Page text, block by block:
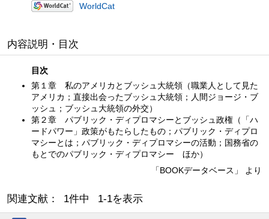
WorldCat
内容説明・目次
目次
第１章 私のアメリカとブッシュ大統領（職業人として見た
アメリカ；直接出会ったブッシュ大統領；人間ジョージ・ブ
ッシュ；ブッシュ大統領の外交）
第２章 パブリック・ディプロマシーとブッシュ政権（「ハ
ードパワー」政策がもたらしたもの；パブリック・ディプロ
マシーとは；パブリック・ディプロマシーの活動；国務省の
もとでのパブリック・ディプロマシー ほか）
「BOOKデータベース」 より
関連文献： 1件中 1-1を表示